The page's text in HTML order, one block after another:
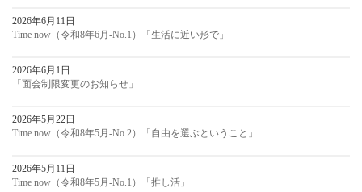
2026年6月11日
Time now（令和8年6月-No.1）「生活に近い形で」
2026年6月1日
「面会制限変更のお知らせ」
2026年5月22日
Time now（令和8年5月-No.2）「自由を選ぶということ」
2026年5月11日
Time now（令和8年5月-No.1）「推し活」